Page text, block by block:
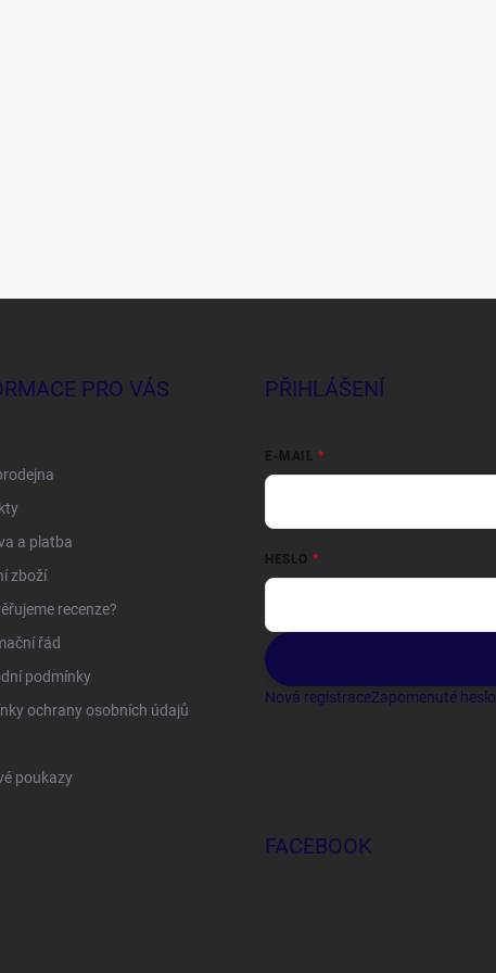
PRO VÁS
a platba
zboží
recenze?
řád
podmínky
ochrany osobních údajů
poukazy
PŘIHLÁŠENÍ
E-MAIL
HESLO
Nová registraceZapomenuté heslo
FACEBOOK